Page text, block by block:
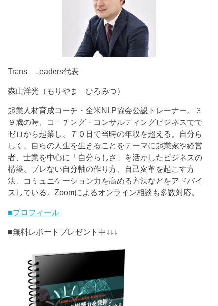
Trans Leaders代表
森山洋光（もりやま ひろみつ）
起業人材育成コーチ・全米NLP協会公認トレーナー。３
９歳の時、コーチング・コンサルティングビジネスでで
ゼロから起業し、７０日で当時の年収を超える。自分ら
しく、自らの人生を生きることをテーマに起業家や経営
者、士業を中心に「自分らしさ」を活かしたビジネスの
構築、ブレない自分軸の作り方、自己変革を起こす方
法、コミュニケーション力を高める方法などをアドバイ
スしている。Zoomによるオンライン相談も多数対応。
■プロフィール
■無料レポートプレゼント中↓↓↓